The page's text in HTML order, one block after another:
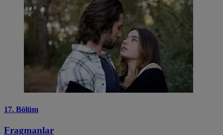
17. Bölüm
Fragmanlar